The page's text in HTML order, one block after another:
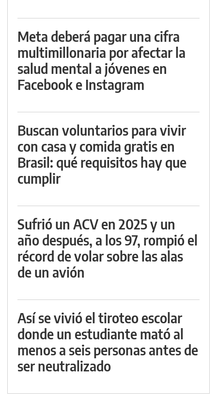
Meta deberá pagar una cifra
multimillonaria por afectar la
salud mental a jóvenes en
Facebook e Instagram
Buscan voluntarios para vivir
con casa y comida gratis en
Brasil: qué requisitos hay que
cumplir
Sufrió un ACV en 2025 y un
año después, a los 97, rompió el
récord de volar sobre las alas
de un avión
Así se vivió el tiroteo escolar
donde un estudiante mató al
menos a seis personas antes de
ser neutralizado